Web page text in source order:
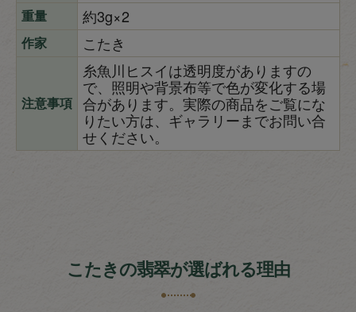
重量 約3g×2
作家 こたき
注意事項
糸魚川ヒスイは透明度がありますの
で、照明や背景布等で色が変化する場
合があります。実際の商品をご覧にな
りたい方は、ギャラリーまでお問い合
せください。
こたきの翡翠が選ばれる理由